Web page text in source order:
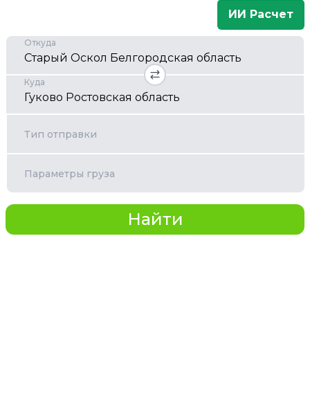
ИИ Расчет
Откуда
Куда
Тип отправки
Параметры груза
Найти